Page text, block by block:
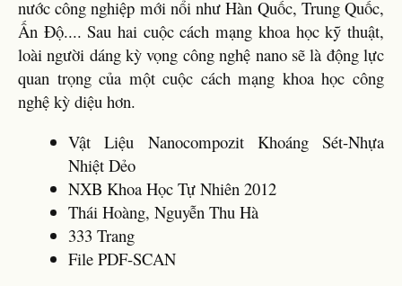
nước công nghiệp mới nổi như Hàn Quốc, Trung Quốc,
Ấn Độ.... Sau hai cuộc cách mạng khoa học kỹ thuật,
loài người dáng kỳ vọng công nghệ nano sẽ là động lực
quan trọng của một cuộc cách mạng khoa học công
nghệ kỳ diệu hơn.
Vật Liệu Nanocompozit Khoáng Sét-Nhựa
Nhiệt Dẻo
NXB Khoa Học Tự Nhiên 2012
Thái Hoàng, Nguyễn Thu Hà
333 Trang
File PDF-SCAN